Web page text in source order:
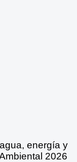
energía y
2026